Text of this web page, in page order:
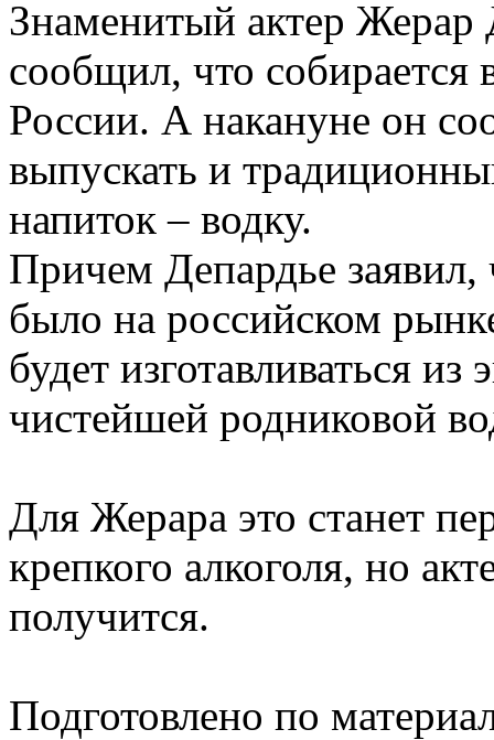
Знаменитый актер Жерар
сообщил, что собирается
России. А накануне он
выпускать и
напиток – водку.
Причем Депардье
было на российском
будет изготавливаться
чистейшей родниковой
Для Жерара это станет
крепкого алкоголя, но
получится.
Подготовлено по